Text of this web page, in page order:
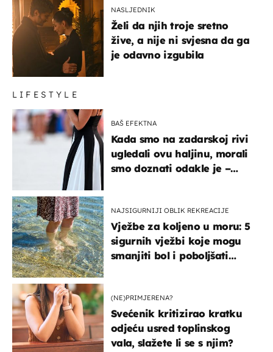
NASLJEDNIK
Želi da njih troje sretno
žive, a nije ni svjesna da ga
je odavno izgubila
LIFESTYLE
BAŠ EFEKTNA
Kada smo na zadarskoj rivi
ugledali ovu haljinu, morali
smo doznati odakle je –
NAJSIGURNIJI OBLIK REKREACIJE
Vježbe za koljeno u moru: 5
sigurnih vježbi koje mogu
smanjiti bol i poboljšati
(NE)PRIMJERENA?
Svećenik kritizirao kratku
odjeću usred toplinskog
vala, slažete li se s njim?